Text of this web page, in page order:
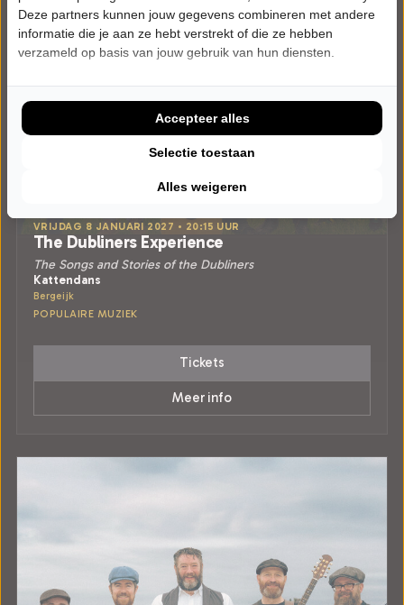
VRIJDAG 8 JANUARI 2027 • 20:15 UUR
The Dubliners Experience
The Songs and Stories of the Dubliners
Kattendans
Bergeijk
POPULAIRE MUZIEK
Tickets
Meer info
Deze partners kunnen jouw gegevens combineren met andere
informatie die je aan ze hebt verstrekt of die ze hebben
verzameld op basis van jouw gebruik van hun diensten.
Alles weigeren
Selectie toestaan
Accepteer alles